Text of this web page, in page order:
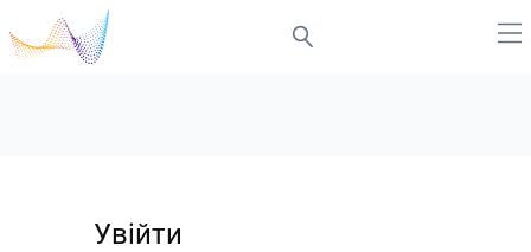
Увійти